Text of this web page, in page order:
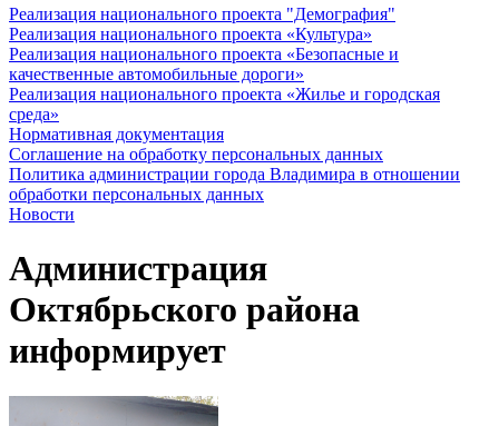
Реализация национального проекта "Демография"
Реализация национального проекта «Культура»
Реализация национального проекта «Безопасные и
качественные автомобильные дороги»
Реализация национального проекта «Жилье и городская
среда»
Нормативная документация
Соглашение на обработку персональных данных
Политика администрации города Владимира в отношении
обработки персональных данных
Новости
Администрация
Октябрьского района
информирует